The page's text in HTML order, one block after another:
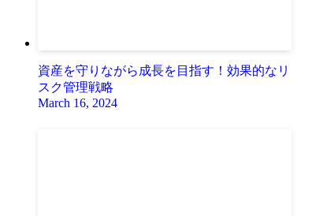
資産を守りながら成長を目指す！効果的なリ
スク管理戦略
March 16, 2024